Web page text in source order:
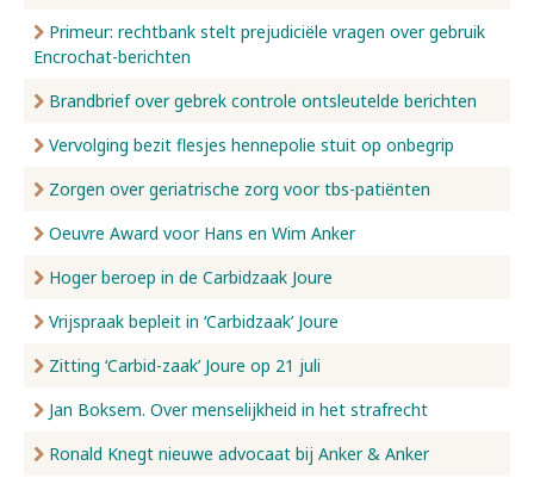
Primeur: rechtbank stelt prejudiciële vragen over gebruik
Encrochat-berichten
Brandbrief over gebrek controle ontsleutelde berichten
Vervolging bezit flesjes hennepolie stuit op onbegrip
Zorgen over geriatrische zorg voor tbs-patiënten
Oeuvre Award voor Hans en Wim Anker
Hoger beroep in de Carbidzaak Joure
Vrijspraak bepleit in ‘Carbidzaak’ Joure
Zitting ‘Carbid-zaak’ Joure op 21 juli
Jan Boksem. Over menselijkheid in het strafrecht
Ronald Knegt nieuwe advocaat bij Anker & Anker